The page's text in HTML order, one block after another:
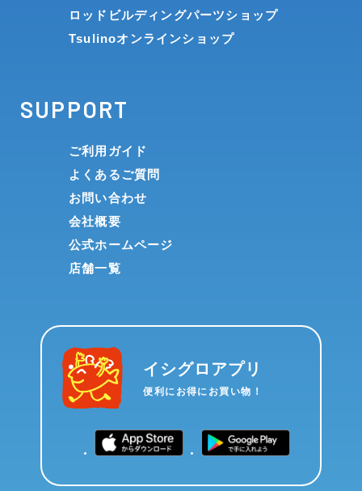
ロッドビルディングパーツショップ
Tsulinoオンラインショップ
SUPPORT
ご利用ガイド
よくあるご質問
お問い合わせ
会社概要
公式ホームページ
店舗一覧
イシグロアプリ
便利にお得にお買い物！